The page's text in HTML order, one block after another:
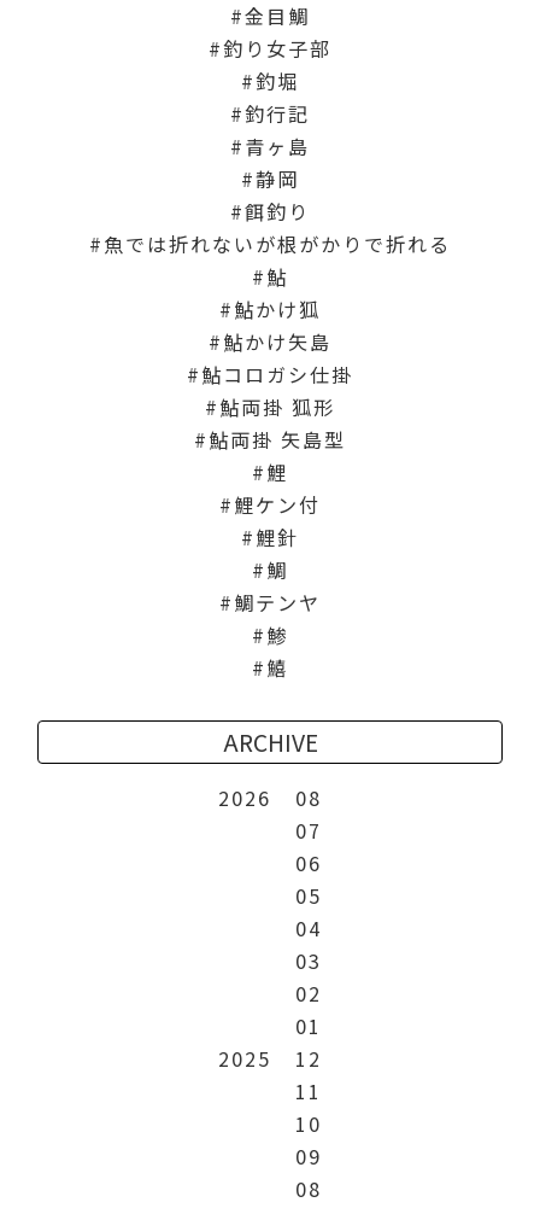
金目鯛
釣り女子部
釣堀
釣行記
青ヶ島
静岡
餌釣り
魚では折れないが根がかりで折れる
鮎
鮎かけ狐
鮎かけ矢島
鮎コロガシ仕掛
鮎両掛 狐形
鮎両掛 矢島型
鯉
鯉ケン付
鯉針
鯛
鯛テンヤ
鯵
鱚
ARCHIVE
2026
08
07
06
05
04
03
02
01
2025
12
11
10
09
08